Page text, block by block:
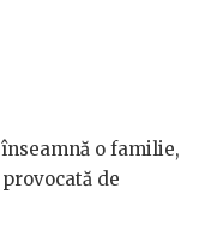
o familie,
de